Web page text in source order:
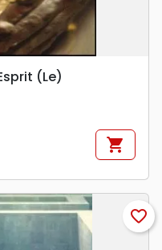
(Le)
shopping_cart
favorite_border